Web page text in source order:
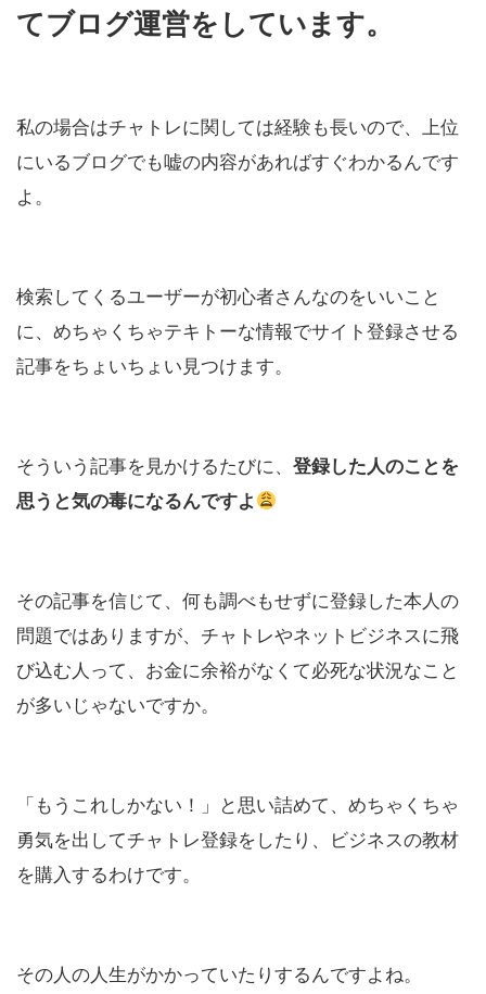
てブログ運営をしています。
私の場合はチャトレに関しては経験も長いので、上位
にいるブログでも嘘の内容があればすぐわかるんです
よ。
検索してくるユーザーが初心者さんなのをいいこと
に、めちゃくちゃテキトーな情報でサイト登録させる
記事をちょいちょい見つけます。
そういう記事を見かけるたびに、 登録した人のことを
思うと気の毒になるんですよ
その記事を信じて、何も調べもせずに登録した本人の
問題ではありますが、チャトレやネットビジネスに飛
び込む人って、お金に余裕がなくて必死な状況なこと
が多いじゃないですか。
「もうこれしかない！」と思い詰めて、めちゃくちゃ
勇気を出してチャトレ登録をしたり、ビジネスの教材
を購入するわけです。
その人の人生がかかっていたりするんですよね。